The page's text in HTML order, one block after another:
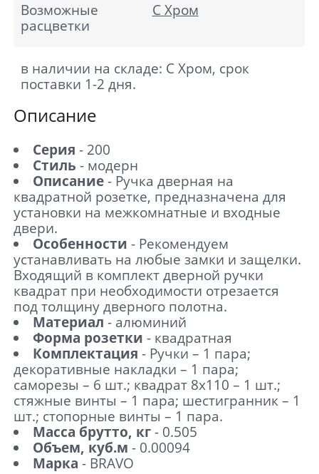
Возможные
расцветки
C Хром
в наличии на складе: C Хром, срок
поставки 1-2 дня.
Описание
Серия - 200
Стиль - модерн
Описание- Ручка дверная на
квадратной розетке, предназначена для
установки на межкомнатные и входные
двери.
Особенности - Рекомендуем
устанавливать на любые замки и защелки.
Входящий в комплект дверной ручки
квадрат при необходимости отрезается
под толщину дверного полотна.
Материал - алюминий
Форма розетки - квадратная
Комплектация - Ручки – 1 пара;
декоративные накладки – 1 пара;
саморезы – 6 шт.; квадрат 8х110 – 1 шт.;
стяжные винты – 1 пара; шестигранник – 1
шт.; стопорные винты – 1 пара.
Масса брутто, кг- 0.505
Объем, куб.м - 0.00094
Марка - BRAVO